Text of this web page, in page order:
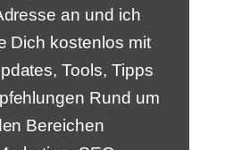
an und ich
Dich kostenlos mit
Tools, Tipps
Rund um
Bereichen